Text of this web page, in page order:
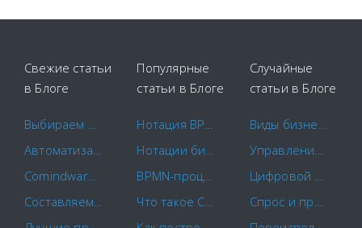
Свежие статьи
в Блоге
Выбираем площадки для закупок
Автоматизация маркетинга
Comindware и САПРАН начинают совместное внедрение российских CX-решений
Составляем план-график закупок по правилам
Популярные
статьи в Блоге
Нотация BPMN 2.0: ключевые элементы и описание
Нотации бизнес-процессов IDEF0. EPC. BPMN.
BPMN-процессы: основы моделирования и примеры бизнес-процессов
Что такое CapEx и OpEx?
Случайные
статьи в Блоге
Виды бизнес-процессов: как распределить ресурсы для роста компании
Управление отделом продаж
Цифровой бизнес: определение и специфика ИТ-стратегии
Спрос и предложение на рынке SRM. Взгляд экспертов на Comindware Управление закупками